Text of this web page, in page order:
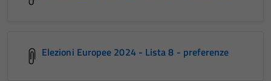
Elezioni Europee 2024 - Lista 8 - preferenze